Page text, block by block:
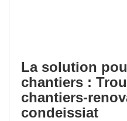
La solution
chantiers :
chantiers-
condeissiat